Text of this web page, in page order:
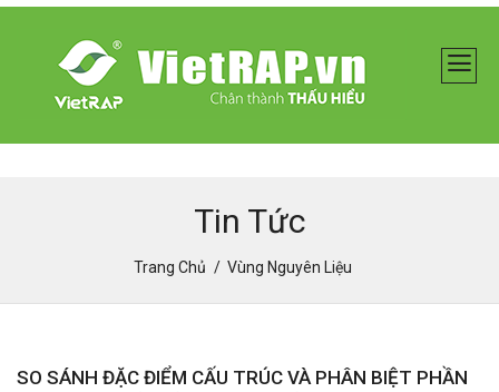
Tin Tức
Trang Chủ Vùng Nguyên Liệu
SO SÁNH ĐẶC ĐIỂM CẤU TRÚC VÀ PHÂN BIỆT PHẦN